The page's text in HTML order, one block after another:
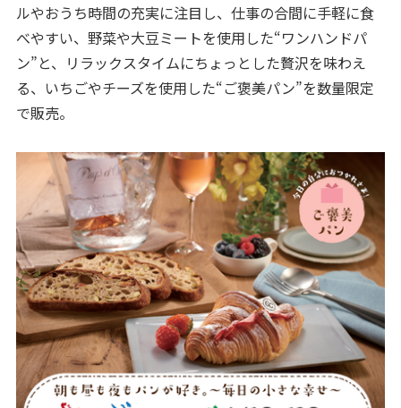
ルやおうち時間の充実に注目し、仕事の合間に手軽に食
べやすい、野菜や大豆ミートを使用した“ワンハンドパ
ン”と、リラックスタイムにちょっとした贅沢を味わえ
る、いちごやチーズを使用した“ご褒美パン”を数量限定
で販売。